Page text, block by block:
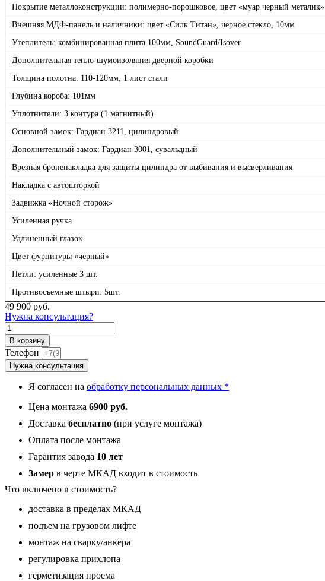
Покрытие металлоконструкции: полимерно-порошковое, цвет «муар черный металик»
Внешняя МДФ-панель и наличники: цвет «Силк Титан», черное стекло, 10мм
Утеплитель: комбинированная плита 100мм, SoundGuard/Isover
Дополнительная тепло-шумоизоляция дверной коробки
Толщина полотна: 110-120мм, 1 лист стали
Глубина короба: 101мм
Уплотнители: 3 контура (1 магнитный)
Основной замок: Гардиан 3211, цилиндровый
Дополнительный замок: Гардиан 3001, сувальдный
Врезная броненакладка для защиты цилиндра от выбивания и высверливания
Накладка с автошторкой
Задвижка «Ночной сторож»
Усиленная ручка
Удлиненный глазок
Цвет фурнитуры «черный»
Петли: усиленные 3 шт.
Противосъемные штыри: 5шт.
49 900 руб.
Нужна консультация?
Количество
товара
Гранит
П1
Серая,
зеркало
Белый
матовый
В корзину
Телефон
Нужна консультация
Я согласен на обработку персональных данных *
Цена монтажа 6900 руб.
Доставка бесплатно (при услуге монтажа)
Оплата после монтажа
Гарантия завода 10 лет
Замер в черте МКАД входит в стоимость
Что включено в стоимость?
доставка в пределах МКАД
подъем на грузовом лифте
монтаж на сварку/анкера
регулировка прихлопа
герметизация проема